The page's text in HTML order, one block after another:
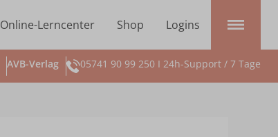
Online-Lerncenter Shop Logins
AVB-Verlag 05741 90 99 250 I 24h-Support / 7 Tage